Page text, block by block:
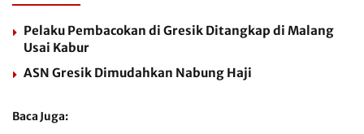
Pelaku Pembacokan di Gresik Ditangkap di Malang
Usai Kabur
ASN Gresik Dimudahkan Nabung Haji
Baca Juga: